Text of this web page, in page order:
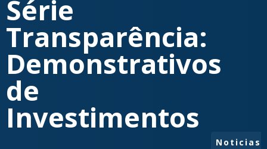
Série
Transparência:
Demonstrativos
de
Investimentos
Noticias